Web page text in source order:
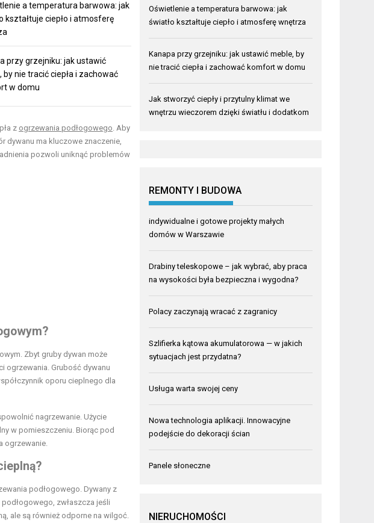
a temperatura barwowa: jak
kształtuje ciepło i atmosferę
przy grzejniku: jak ustawić
by nie tracić ciepła i zachować
w domu
z ogrzewania podłogowego. Aby
dywanu ma kluczowe znaczenie,
pozwoli uniknąć problemów
Zbyt gruby dywan może
ogrzewania. Grubość dywanu
oporu cieplnego dla
nagrzewanie. Użycie
w pomieszczeniu. Biorąc pod
ogrzewanie.
podłogowego. Dywany z
zwłaszcza jeśli
ale są również odporne na wilgoć.
Oświetlenie a temperatura barwowa: jak
światło kształtuje ciepło i atmosferę wnętrza
Kanapa przy grzejniku: jak ustawić meble, by
nie tracić ciepła i zachować komfort w domu
Jak stworzyć ciepły i przytulny klimat we
wnętrzu wieczorem dzięki światłu i dodatkom
REMONTY I BUDOWA
indywidualne i gotowe projekty małych
domów w Warszawie
Drabiny teleskopowe – jak wybrać, aby praca
na wysokości była bezpieczna i wygodna?
Polacy zaczynają wracać z zagranicy
Szlifierka kątowa akumulatorowa — w jakich
sytuacjach jest przydatna?
Usługa warta swojej ceny
Nowa technologia aplikacji. Innowacyjne
podejście do dekoracji ścian
Panele słoneczne
NIERUCHOMOŚCI